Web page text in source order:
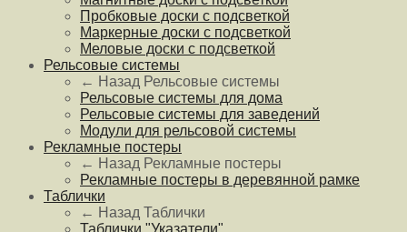
Пробковые доски с подсветкой
Маркерные доски с подсветкой
Меловые доски с подсветкой
Рельсовые системы
← Назад Рельсовые системы
Рельсовые системы для дома
Рельсовые системы для заведений
Модули для рельсовой системы
Рекламные постеры
← Назад Рекламные постеры
Рекламные постеры в деревянной рамке
Таблички
← Назад Таблички